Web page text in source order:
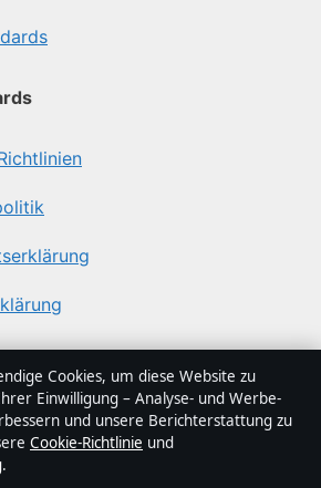
Kürze
unabhängiger digitaler
mit Fokus auf Politik, Wirtschaft,
in Deutschland. Jeder Artikel
Cookies, um diese Website zu
Einwilligung – Analyse- und Werbe-
und unsere Berichterstattung zu
Cookie-Richtlinie und
.